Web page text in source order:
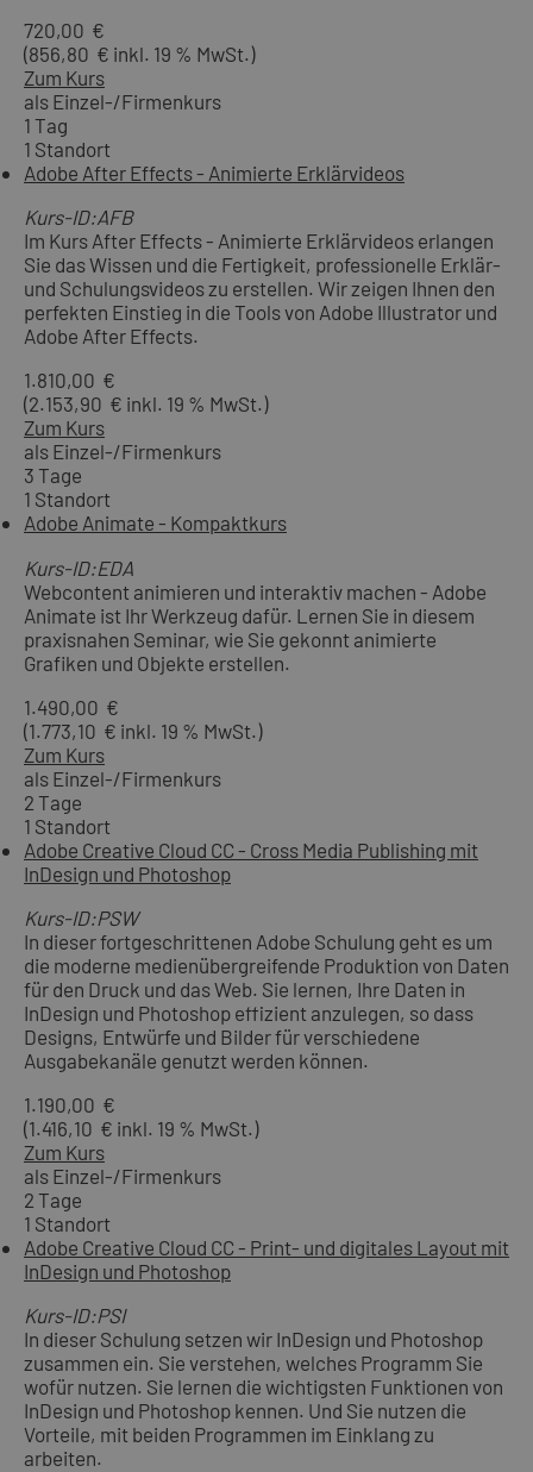
720,00 €
(856,80 € inkl. 19 % MwSt.)
Zum Kurs
als Einzel-/Firmenkurs
1 Tag
1 Standort
Adobe After Effects - Animierte Erklärvideos
Kurs-ID:AFB
Im Kurs After Effects - Animierte Erklärvideos erlangen
Sie das Wissen und die Fertigkeit, professionelle Erklär-
und Schulungsvideos zu erstellen. Wir zeigen Ihnen den
perfekten Einstieg in die Tools von Adobe Illustrator und
Adobe After Effects.
1.810,00 €
(2.153,90 € inkl. 19 % MwSt.)
Zum Kurs
als Einzel-/Firmenkurs
3 Tage
1 Standort
Adobe Animate - Kompaktkurs
Kurs-ID:EDA
Webcontent animieren und interaktiv machen - Adobe
Animate ist Ihr Werkzeug dafür. Lernen Sie in diesem
praxisnahen Seminar, wie Sie gekonnt animierte
Grafiken und Objekte erstellen.
1.490,00 €
(1.773,10 € inkl. 19 % MwSt.)
Zum Kurs
als Einzel-/Firmenkurs
2 Tage
1 Standort
Adobe Creative Cloud CC - Cross Media Publishing mit
InDesign und Photoshop
Kurs-ID:PSW
In dieser fortgeschrittenen Adobe Schulung geht es um
die moderne medienübergreifende Produktion von Daten
für den Druck und das Web. Sie lernen, Ihre Daten in
InDesign und Photoshop effizient anzulegen, so dass
Designs, Entwürfe und Bilder für verschiedene
Ausgabekanäle genutzt werden können.
1.190,00 €
(1.416,10 € inkl. 19 % MwSt.)
Zum Kurs
als Einzel-/Firmenkurs
2 Tage
1 Standort
Adobe Creative Cloud CC - Print- und digitales Layout mit
InDesign und Photoshop
Kurs-ID:PSI
In dieser Schulung setzen wir InDesign und Photoshop
zusammen ein. Sie verstehen, welches Programm Sie
wofür nutzen. Sie lernen die wichtigsten Funktionen von
InDesign und Photoshop kennen. Und Sie nutzen die
Vorteile, mit beiden Programmen im Einklang zu
arbeiten.